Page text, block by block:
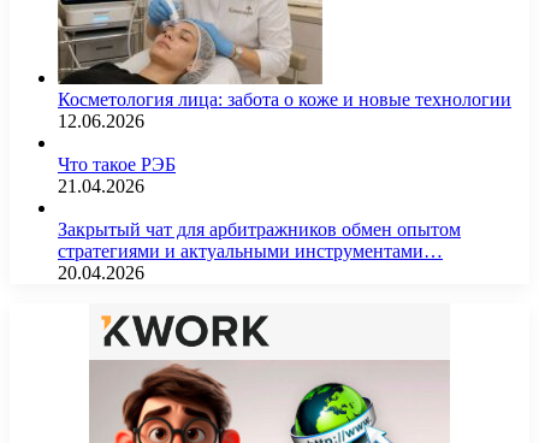
Косметология лица: забота о коже и новые технологии
12.06.2026
Что такое РЭБ
21.04.2026
Закрытый чат для арбитражников обмен опытом
стратегиями и актуальными инструментами…
20.04.2026